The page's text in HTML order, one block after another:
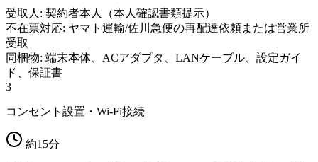
受取人: 契約者本人（本人確認書類提示）
不在票対応: ヤマト運輸/佐川急便の再配達依頼または営業所
受取
同梱物: 端末本体、ACアダプタ、LANケーブル、設定ガイ
ド、保証書
3
コンセント設置・Wi-Fi接続
約15分